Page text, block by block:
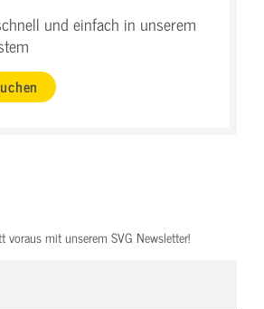
und einfach in unserem
voraus mit unserem SVG Newsletter!